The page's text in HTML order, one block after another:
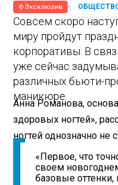
Эксклюзив
Совсем скоро
миру пройдут
корпоративы. В
уже сейчас
различных бьюти-
маникюре.
Анна Романова,
здоровых ногтей»,
ногтей однозначно не
«Первое, что
своем
базовые